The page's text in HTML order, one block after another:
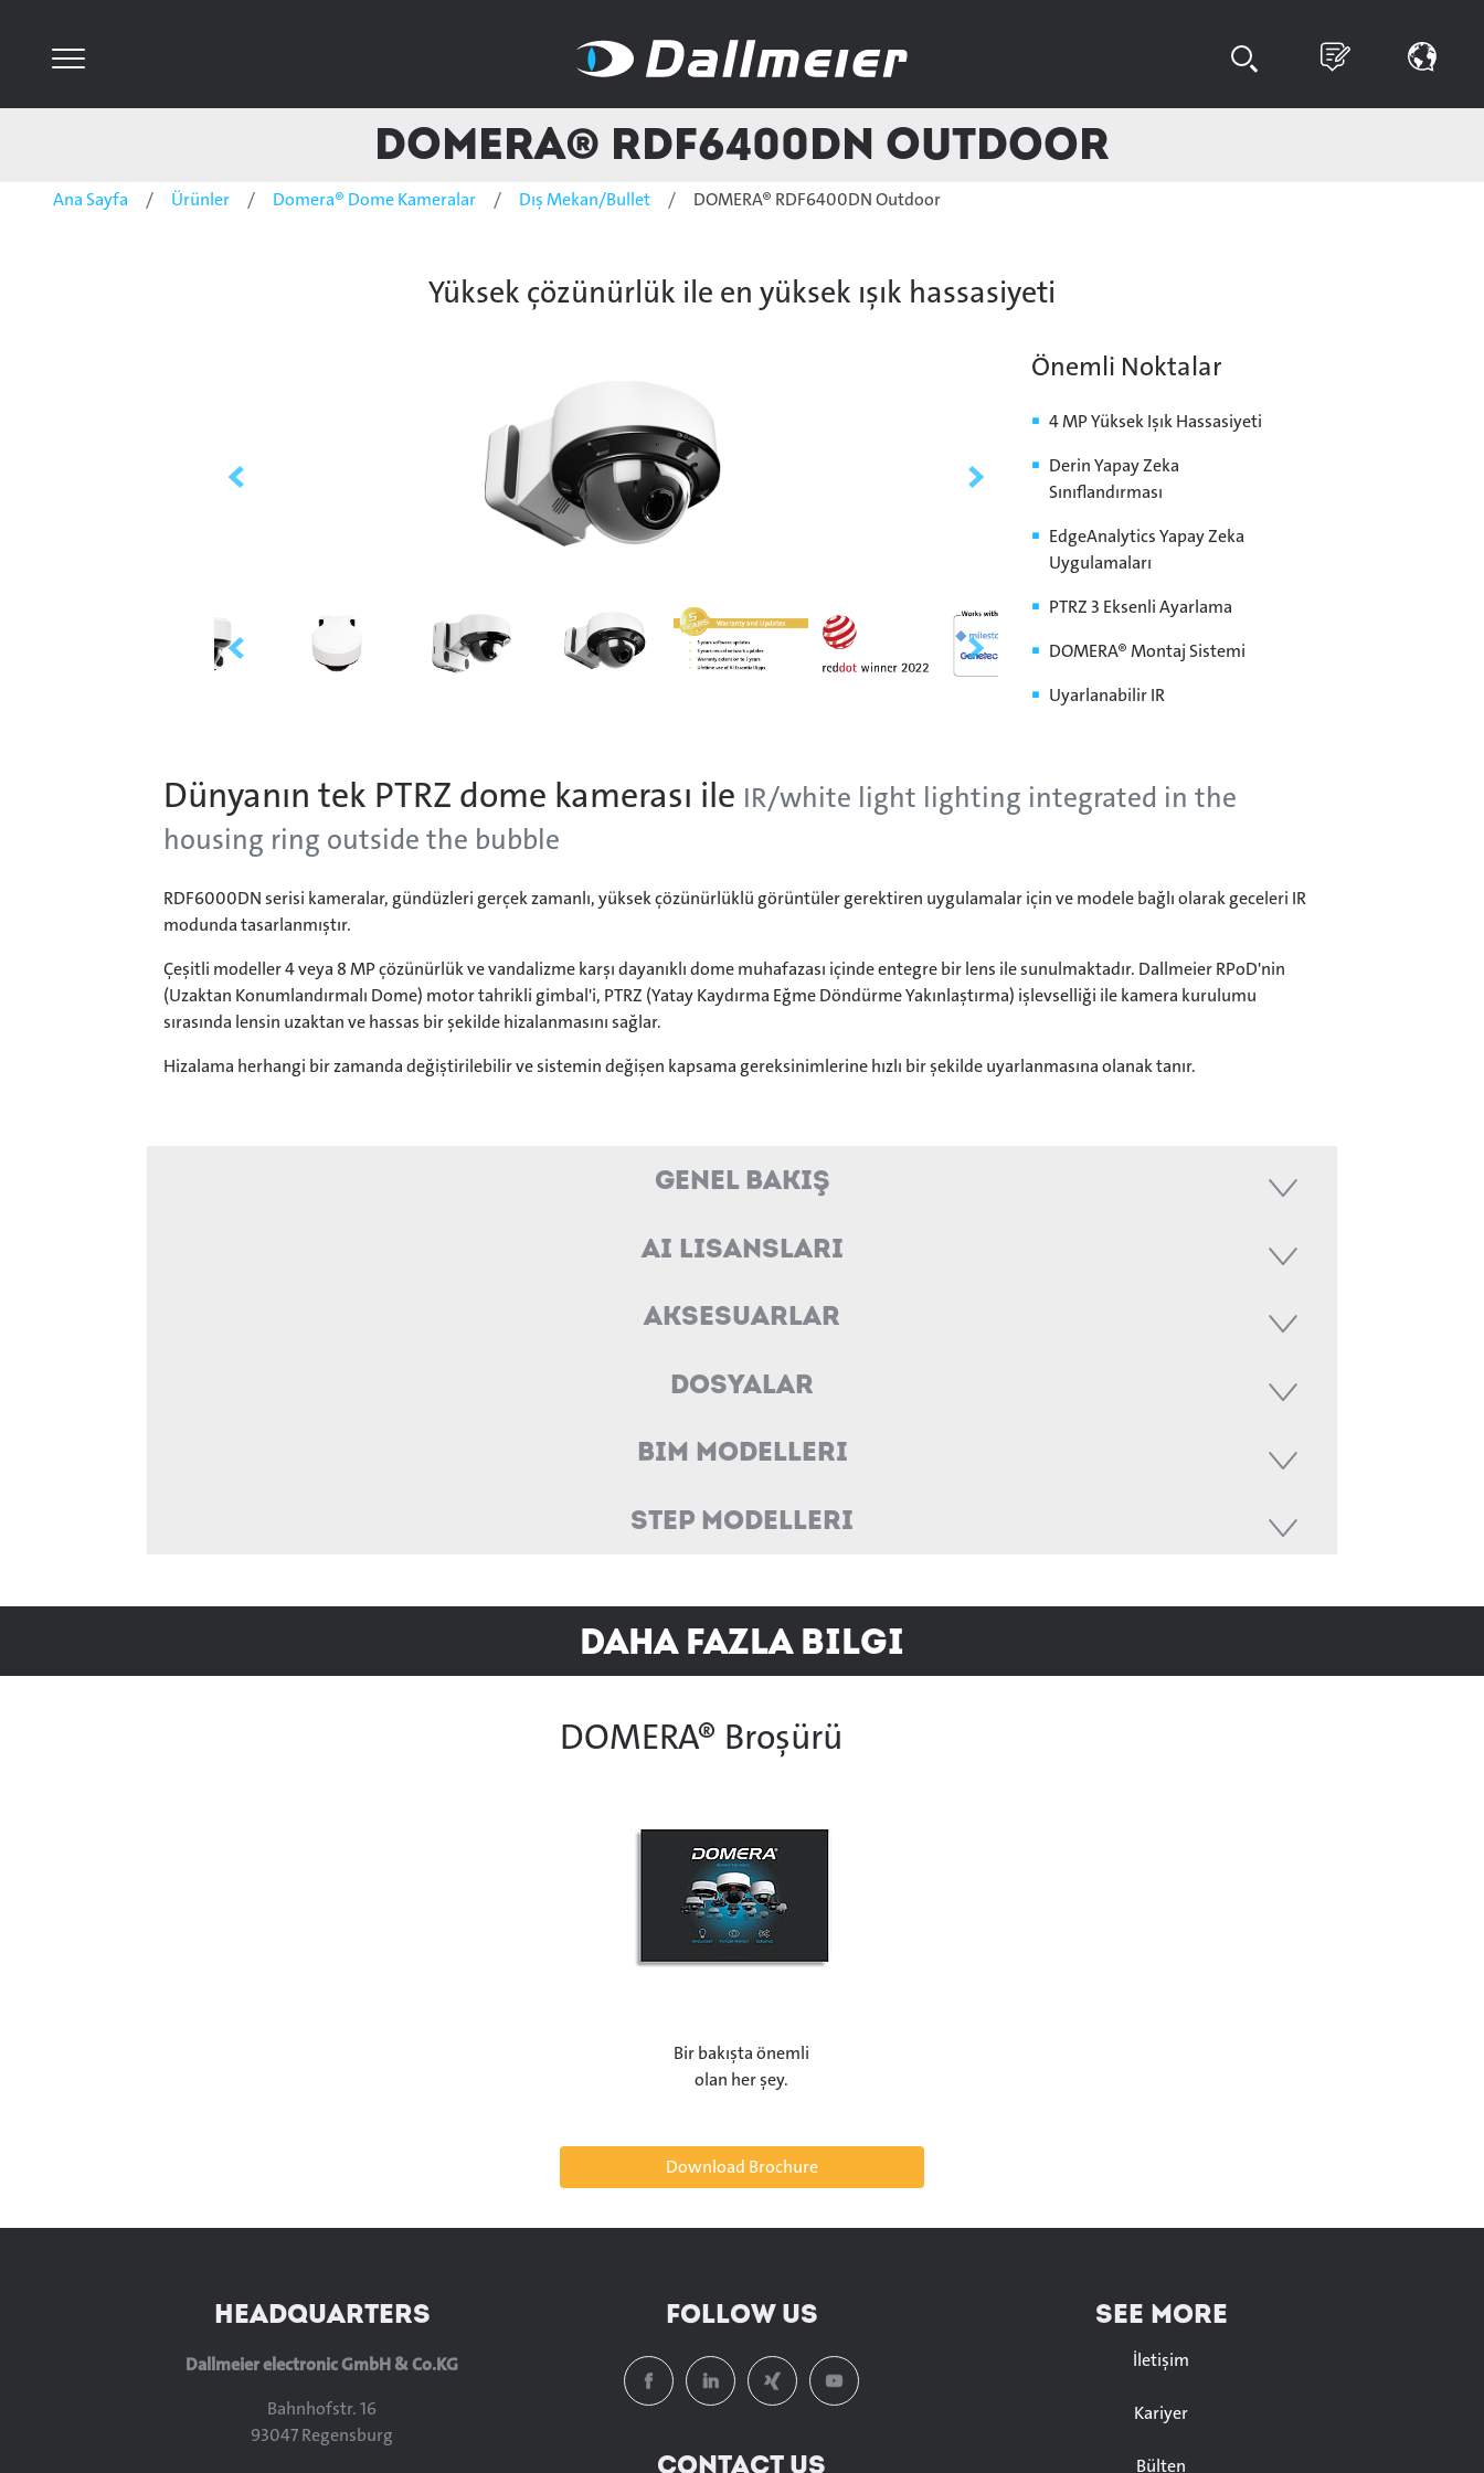
DOMERA® RDF6400DN Outdoor
Ana Sayfa Ürünler Domera® Dome Kameralar Dış Mekan/Bullet DOMERA® RDF6400DN Outdoor
Yüksek çözünürlük ile en yüksek ışık hassasiyeti
Önemli Noktalar
4 MP Yüksek Işık Hassasiyeti
Derin Yapay Zeka
Sınıflandırması
EdgeAnalytics Yapay Zeka
Uygulamaları
PTRZ 3 Eksenli Ayarlama
DOMERA® Montaj Sistemi
Uyarlanabilir IR
Dünyanın tek PTRZ dome kamerası ile IR/white light lighting integrated in the
housing ring outside the bubble
RDF6000DN serisi kameralar, gündüzleri gerçek zamanlı, yüksek çözünürlüklü görüntüler gerektiren uygulamalar için ve modele bağlı olarak geceleri IR
modunda tasarlanmıştır.
Çeşitli modeller 4 veya 8 MP çözünürlük ve vandalizme karşı dayanıklı dome muhafazası içinde entegre bir lens ile sunulmaktadır. Dallmeier RPoD'nin
(Uzaktan Konumlandırmalı Dome) motor tahrikli gimbal'i, PTRZ (Yatay Kaydırma Eğme Döndürme Yakınlaştırma) işlevselliği ile kamera kurulumu
sırasında lensin uzaktan ve hassas bir şekilde hizalanmasını sağlar.
Hizalama herhangi bir zamanda değiştirilebilir ve sistemin değişen kapsama gereksinimlerine hızlı bir şekilde uyarlanmasına olanak tanır.
Genel Bakış
AI Lisansları
Aksesuarlar
Dosyalar
BIM Modelleri
STEP Modelleri
Daha Fazla Bilgi
DOMERA® Broşürü
Bir bakışta önemli
olan her şey.
Download Brochure
HEADQUARTERS
Dallmeier electronic GmbH & Co.KG
Bahnhofstr. 16
93047 Regensburg
FOLLOW US
CONTACT US
SEE MORE
İletişim
Kariyer
Bülten